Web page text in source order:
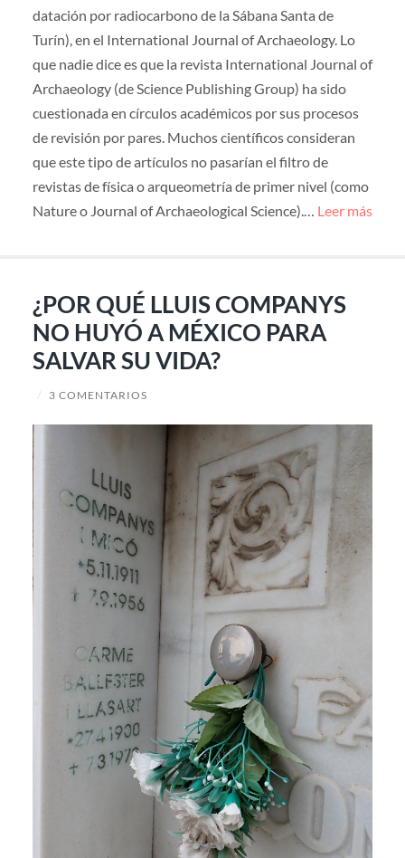
datación por radiocarbono de la Sábana Santa de
Turín), en el International Journal of Archaeology. Lo
que nadie dice es que la revista International Journal of
Archaeology (de Science Publishing Group) ha sido
cuestionada en círculos académicos por sus procesos
de revisión por pares. Muchos científicos consideran
que este tipo de artículos no pasarían el filtro de
revistas de física o arqueometría de primer nivel (como
Nature o Journal of Archaeological Science).… Leer más
¿POR QUÉ LLUIS COMPANYS
NO HUYÓ A MÉXICO PARA
SALVAR SU VIDA?
/ 3 COMENTARIOS